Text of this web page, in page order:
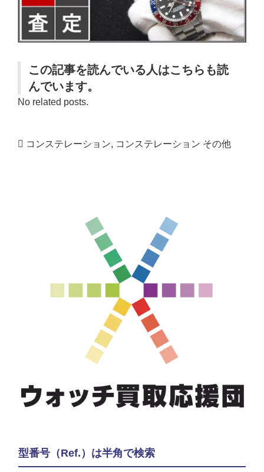
この記事を読んでいる人はこちらも読
んでいます。
No related posts.
コンステレーション, コンステレーション その他
型番号（Ref.）は半角で検索